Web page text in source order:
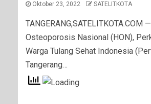
Oktober 23, 2022 SATELITKOTA
TANGERANG,SATELITKOTA.COM
Osteoporosis Nasional (HON),
Warga Tulang Sehat Indonesia
Tangerang…